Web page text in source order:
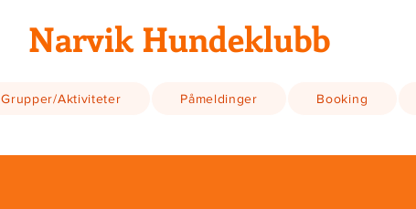
Narvik Hundeklubb
Grupper/Aktiviteter Påmeldinger Booking